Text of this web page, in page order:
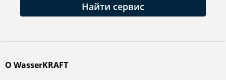
Найти сервис
О WasserKRAFT